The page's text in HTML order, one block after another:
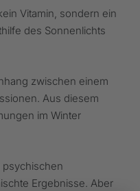
Vitamin, sondern ein
des Sonnenlichts
zwischen einem
Aus diesem
im Winter
psychischen
Ergebnisse. Aber